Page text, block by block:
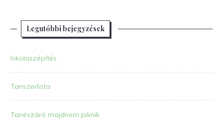
Legutóbbi bejegyzések
Iskolaszépítés
Tanszerlista
Tanévzáró majdnem piknik